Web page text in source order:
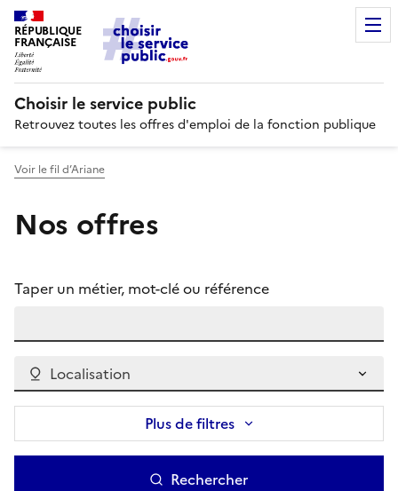
RÉPUBLIQUE
FRANÇAISE
Choisir le service public
Retrouvez toutes les offres d'emploi de la fonction publique
Voir le fil d’Ariane
Nos offres
Taper un métier, mot-clé ou référence
Localisation
Plus de filtres
Rechercher